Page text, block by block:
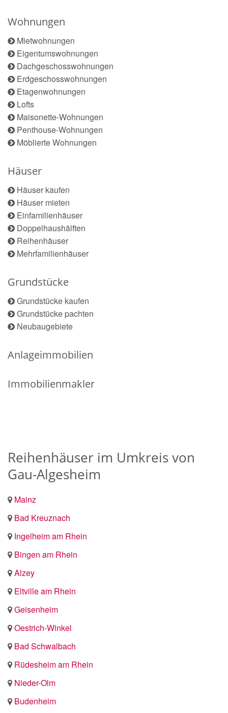
Wohnungen
Mietwohnungen
Eigentumswohnungen
Dachgeschosswohnungen
Erdgeschosswohnungen
Etagenwohnungen
Lofts
Maisonette-Wohnungen
Penthouse-Wohnungen
Möblierte Wohnungen
Häuser
Häuser kaufen
Häuser mieten
Einfamilienhäuser
Doppelhaushälften
Reihenhäuser
Mehrfamilienhäuser
Grundstücke
Grundstücke kaufen
Grundstücke pachten
Neubaugebiete
Anlageimmobilien
Immobilienmakler
Reihenhäuser im Umkreis von
Gau-Algesheim
Mainz
Bad Kreuznach
Ingelheim am Rhein
Bingen am Rhein
Alzey
Eltville am Rhein
Geisenheim
Oestrich-Winkel
Bad Schwalbach
Rüdesheim am Rhein
Nieder-Olm
Budenheim